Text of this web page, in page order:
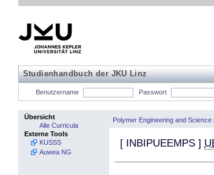
Studienhandbuch der JKU Linz
Benutzername Passwort
Übersicht
Alle Curricula
Externe Tools
KUSSS
Auwea NG
Polymer Engineering and Science
[ INBIPUEEMPS ]